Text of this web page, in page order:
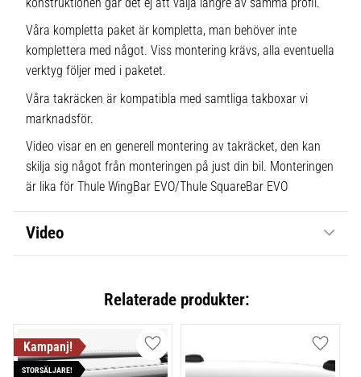
Våra kompletta paket är kompletta, man behöver inte
komplettera med något. Viss montering krävs, alla eventuella
verktyg följer med i paketet.
Våra takräcken är kompatibla med samtliga takboxar vi
marknadsför.
Video visar en en generell montering av takräcket, den kan
skilja sig något från monteringen på just din bil. Monteringen
är lika för Thule WingBar EVO/Thule SquareBar EVO
Video
Relaterade produkter:
STORSÄLJARE!
Lägg till i favoriter Lägg